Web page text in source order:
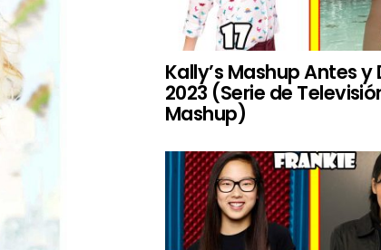
Kally’s Mashup Antes y
2023 (Serie de
Mashup)